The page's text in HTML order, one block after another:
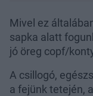
Mivel ez
sapka alatt
jó öreg copf/
A csillogó,
a fejünk tetején,